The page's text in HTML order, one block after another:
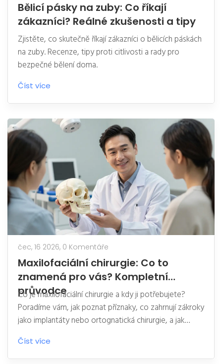
Bělicí pásky na zuby: Co říkají
zákazníci? Reálné zkušenosti a tipy
Zjistěte, co skutečně říkají zákazníci o bělicích páskách
na zuby. Recenze, tipy proti citlivosti a rady pro
bezpečné bělení doma.
Číst více
čec, 16 2026, 0 Komentáře
Maxilofaciální chirurgie: Co to
znamená pro vás? Kompletní
průvodce
Co je maxilofaciální chirurgie a kdy ji potřebujete?
Poradíme vám, jak poznat příznaky, co zahrnují zákroky
jako implantáty nebo ortognatická chirurgie, a jak
probíhá léčba v České republice.
Číst více